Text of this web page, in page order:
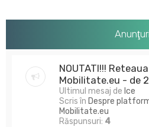
Anunţuri
NOUTATI!!!
Mobilitate.eu - de
Ultimul mesaj de Ice
Scris în Despre
Mobilitate.eu
Răspunsuri: 4